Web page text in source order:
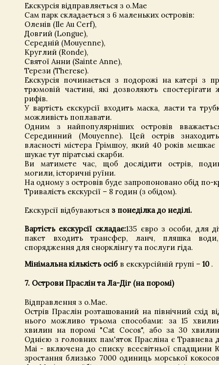
Екскурсія відправляється з о.Мае
Сам парк складається з 6 маленьких островів:
Оленів (Ile Au Cerf),
Довгий (Longue),
Середній (Mouyenne),
Круглий (Ronde),
Святої Анни (Sainte Anne),
Терези (Therese).
Екскурсія починається з подорожі на катері з
трюмовій частині, які дозволяють спостерігати
рифів.
У вартість екскурсії входить маска, ласти та
можливість поплавати.
Одним з найпопулярніших островів
Серединний (Mouyenne). Цей острів
власності містера Грімшоу, який 40 років мешкає
шукає тут піратські скарби.
Ви матимете час, щоб дослідити острів,
могили, історичні руїни.
На одному з островів буде запропоновано обід по-
Тривалість екскурсії – 8 годин (з обідом).
Екскурсії відбуваються з понеділка до неділі.
Вартість екскурсії складає:135 євро з особи, для
пакет входить трансфер, ланч, пляшка води,
спорядження для снорклінгу та послуги гіда.
Мінімальна кількість осіб в екскурсійній групі – 10.
7. Острови Праслін та Ла-Діг (на поромі)
Відправлення з о.Мае.
Острів Праслін розташований на північний схід
нього можливо трьома способами: за 15
хвилин на поромі "Cat Cocos", або за 30 хвилин
Однією з головних пам'яток Прасліна є Травнева
Mai - включена до списку всесвітньої
зростання близько 7000 одиниць морської